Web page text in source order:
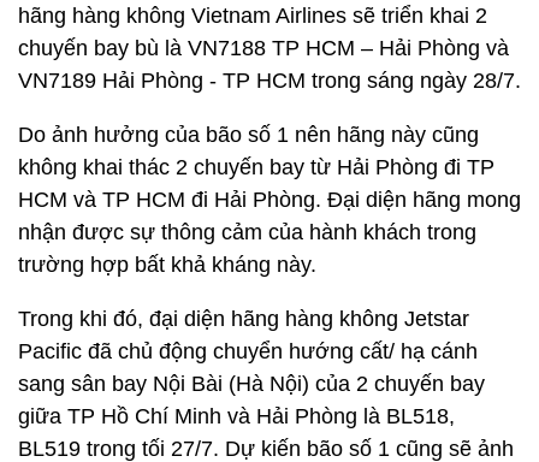
hãng hàng không Vietnam Airlines sẽ triển khai 2
chuyến bay bù là VN7188 TP HCM – Hải Phòng và
VN7189 Hải Phòng - TP HCM trong sáng ngày 28/7.
Do ảnh hưởng của bão số 1 nên hãng này cũng
không khai thác 2 chuyến bay từ Hải Phòng đi TP
HCM và TP HCM đi Hải Phòng. Đại diện hãng mong
nhận được sự thông cảm của hành khách trong
trường hợp bất khả kháng này.
Trong khi đó, đại diện hãng hàng không Jetstar
Pacific đã chủ động chuyển hướng cất/ hạ cánh
sang sân bay Nội Bài (Hà Nội) của 2 chuyến bay
giữa TP Hồ Chí Minh và Hải Phòng là BL518,
BL519 trong tối 27/7. Dự kiến bão số 1 cũng sẽ ảnh